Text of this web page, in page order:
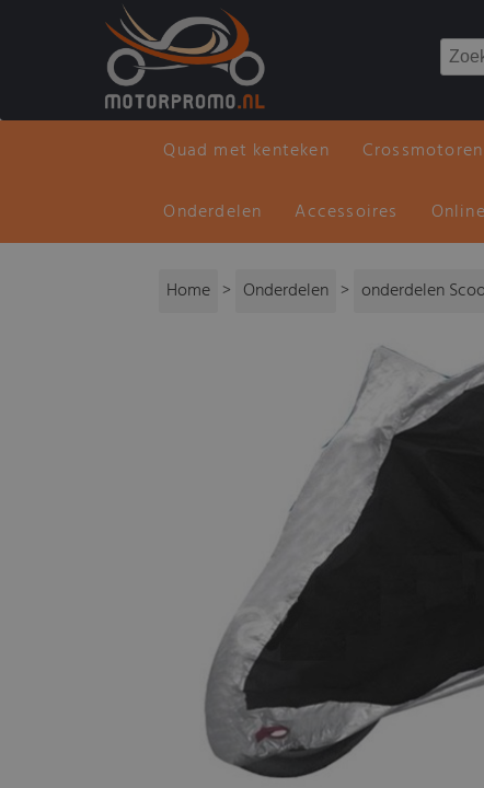
Quad met kenteken Crossmotoren
Onderdelen Accessoires
Home > Onderdelen > onderdelen